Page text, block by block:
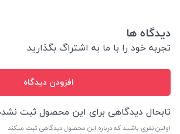
دیدگاه ها
تجربه خود را با ما به اشتراگ بگذارید
افزودن دیدگاه
تابحال دیدگاهی برای این محصول ثبت
اولین نفری باشید که درباره این محصول دیدگاهی ثبت میکند